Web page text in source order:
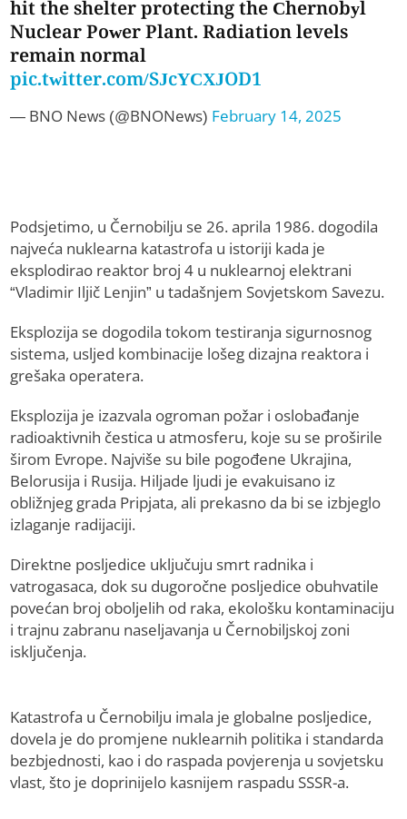
hit the shelter protecting the Chernobyl
Nuclear Power Plant. Radiation levels
remain normal
pic.twitter.com/SJcYCXJOD1
— BNO News (@BNONews) February 14, 2025
Podsjetimo, u Černobilju se 26. aprila 1986. dogodila
najveća nuklearna katastrofa u istoriji kada je
eksplodirao reaktor broj 4 u nuklearnoj elektrani
“Vladimir Iljič Lenjin” u tadašnjem Sovjetskom Savezu.
Еksplozija se dogodila tokom testiranja sigurnosnog
sistema, usljed kombinacije lošeg dizajna reaktora i
grešaka operatera.
Еksplozija je izazvala ogroman požar i oslobađanje
radioaktivnih čestica u atmosferu, koje su se proširile
širom Еvrope. Najviše su bile pogođene Ukrajina,
Belorusija i Rusija. Hiljade ljudi je evakuisano iz
obližnjeg grada Pripjata, ali prekasno da bi se izbjeglo
izlaganje radijaciji.
Direktne posljedice uključuju smrt radnika i
vatrogasaca, dok su dugoročne posljedice obuhvatile
povećan broj oboljelih od raka, ekološku kontaminaciju
i trajnu zabranu naseljavanja u Černobiljskoj zoni
isključenja.
Katastrofa u Černobilju imala je globalne posljedice,
dovela je do promjene nuklearnih politika i standarda
bezbjednosti, kao i do raspada povjerenja u sovjetsku
vlast, što je doprinijelo kasnijem raspadu SSSR-a.